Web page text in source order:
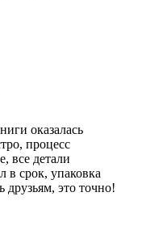
оказалась
процесс
все детали
в срок, упаковка
друзьям, это точно!